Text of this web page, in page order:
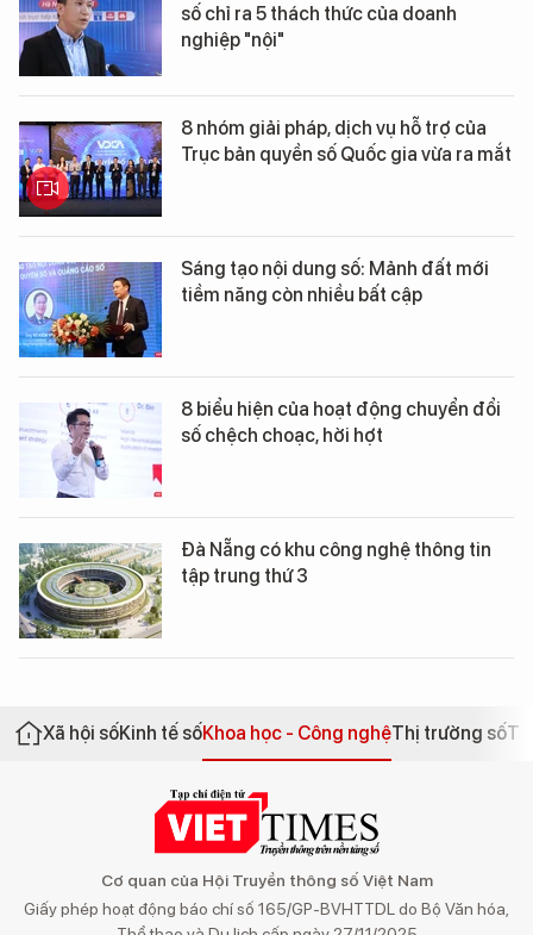
số chỉ ra 5 thách thức của doanh
nghiệp "nội"
8 nhóm giải pháp, dịch vụ hỗ trợ của
Trục bản quyền số Quốc gia vừa ra mắt
Sáng tạo nội dung số: Mảnh đất mới
tiềm năng còn nhiều bất cập
8 biểu hiện của hoạt động chuyển đổi
số chệch choạc, hời hợt
Đà Nẵng có khu công nghệ thông tin
tập trung thứ 3
Xã hội sốKinh tế sốKhoa học - Công nghệThị trường số
Cơ quan của Hội Truyền thông số Việt Nam
Giấy phép hoạt động báo chí số 165/GP-BVHTTDL do Bộ Văn hóa,